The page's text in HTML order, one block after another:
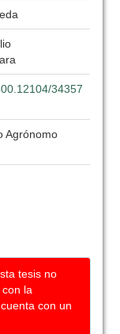
34357
Agrónomo
tesis no
la
con un